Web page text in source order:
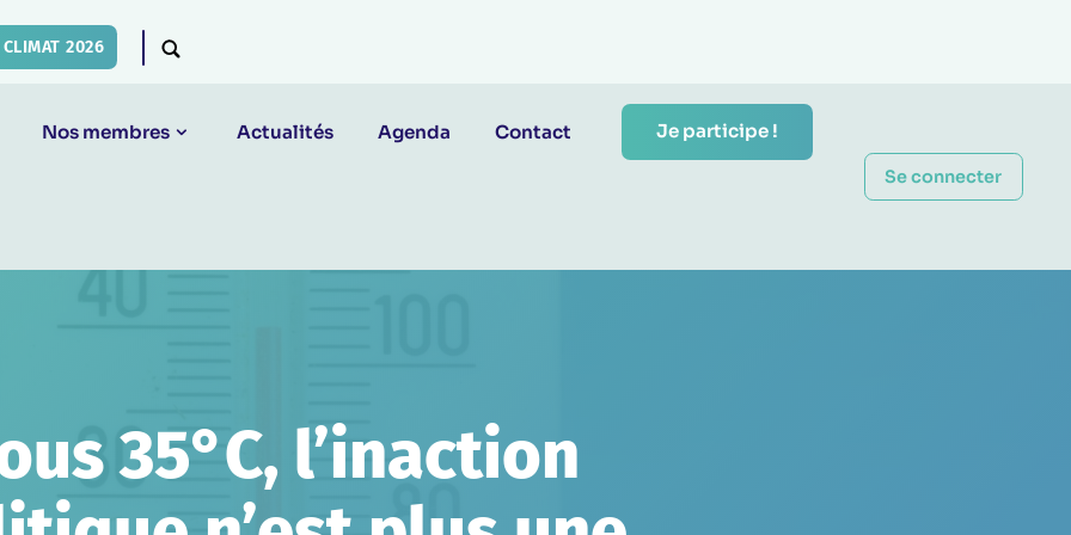
2026
Nos membres Actualités Agenda Contact Je participe !
Se connecter
35°C, l’inaction